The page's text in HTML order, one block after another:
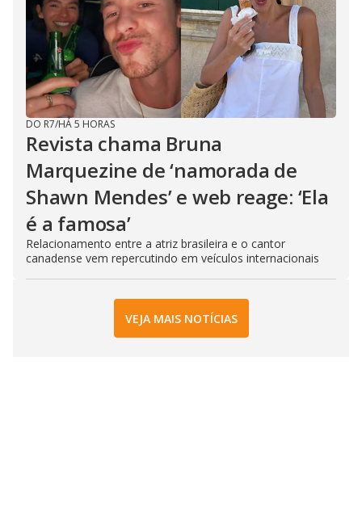
DO R7/HÁ 5 HORAS
Revista chama Bruna
Marquezine de ‘namorada de
Shawn Mendes’ e web reage: ‘Ela
é a famosa’
Relacionamento entre a atriz brasileira e o cantor
canadense vem repercutindo em veículos internacionais
VEJA MAIS NOTÍCIAS